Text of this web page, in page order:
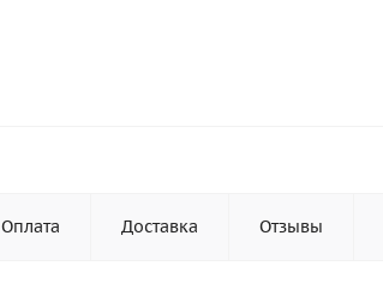
Оплата Доставка Отзывы